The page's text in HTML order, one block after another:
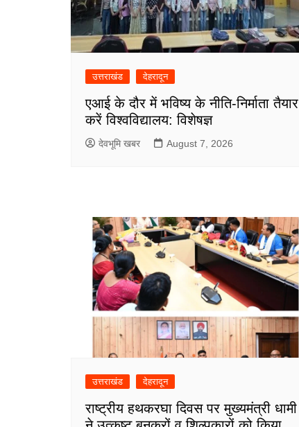
उत्तराखंड देहरादून
एआई के दौर में भविष्य के नीति-निर्माता तैयार
करें विश्वविद्यालय: विशेषज्ञ
देवभूमि खबर August 7, 2026
उत्तराखंड देहरादून
राष्ट्रीय हथकरघा दिवस पर मुख्यमंत्री धामी